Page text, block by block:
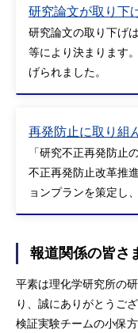
研究論文が取り下
研究論文の取り下げ
等により決まります
げられました。
再発防止に取り組
「研究不正再発防止
不正再発防止改革推
ョンプランを策定し
報道関係の皆さ
平素は理化学研究所の
り、誠にありがとうござ
検証実験チームの小保